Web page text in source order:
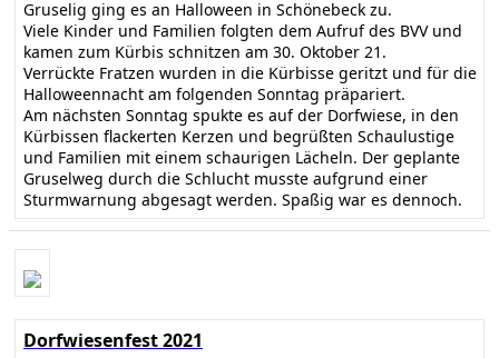
Gruselig ging es an Halloween in Schönebeck zu.
Viele Kinder und Familien folgten dem Aufruf des BVV und
kamen zum Kürbis schnitzen am 30. Oktober 21.
Verrückte Fratzen wurden in die Kürbisse geritzt und für die
Halloweennacht am folgenden Sonntag präpariert.
Am nächsten Sonntag spukte es auf der Dorfwiese, in den
Kürbissen flackerten Kerzen und begrüßten Schaulustige
und Familien mit einem schaurigen Lächeln. Der geplante
Gruselweg durch die Schlucht musste aufgrund einer
Sturmwarnung abgesagt werden. Spaßig war es dennoch.
Dorfwiesenfest 2021